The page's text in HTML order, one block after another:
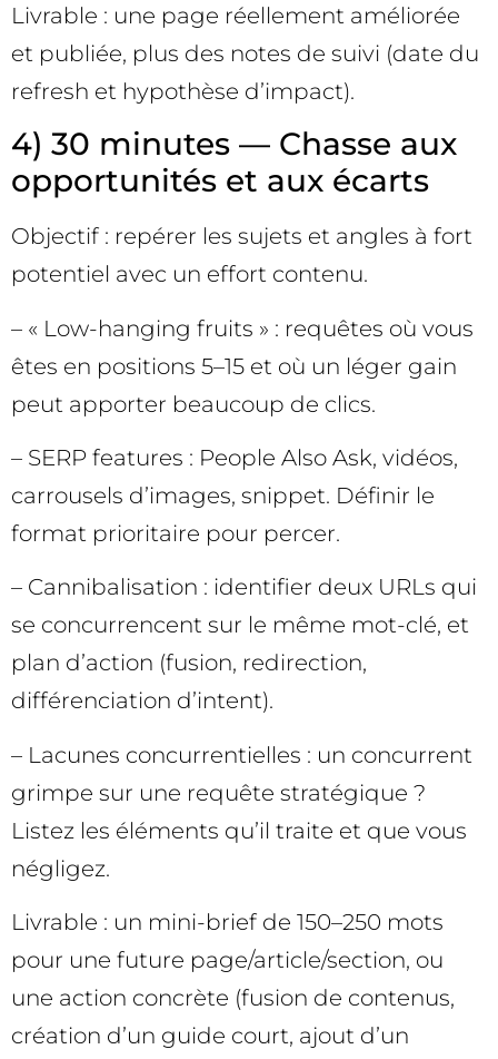
Livrable : une page réellement améliorée
et publiée, plus des notes de suivi (date du
refresh et hypothèse d’impact).
4) 30 minutes — Chasse aux
opportunités et aux écarts
Objectif : repérer les sujets et angles à fort
potentiel avec un effort contenu.
– « Low-hanging fruits » : requêtes où vous
êtes en positions 5–15 et où un léger gain
peut apporter beaucoup de clics.
– SERP features : People Also Ask, vidéos,
carrousels d’images, snippet. Définir le
format prioritaire pour percer.
– Cannibalisation : identifier deux URLs qui
se concurrencent sur le même mot-clé, et
plan d’action (fusion, redirection,
différenciation d’intent).
– Lacunes concurrentielles : un concurrent
grimpe sur une requête stratégique ?
Listez les éléments qu’il traite et que vous
négligez.
Livrable : un mini-brief de 150–250 mots
pour une future page/article/section, ou
une action concrète (fusion de contenus,
création d’un guide court, ajout d’un